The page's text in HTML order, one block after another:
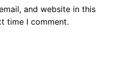
and website in this
time I comment.